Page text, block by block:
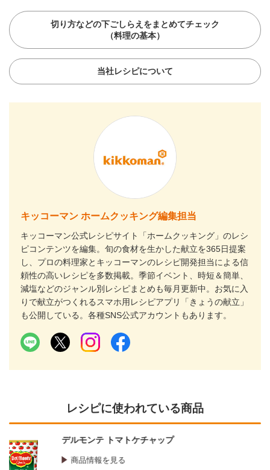
切り方などの下ごしらえをまとめてチェック
（料理の基本）
当社レシピについて
キッコーマン ホームクッキング編集担当
キッコーマン公式レシピサイト「ホームクッキング」のレシ
ピコンテンツを編集。旬の食材を生かした献立を365日提案
し、プロの料理家とキッコーマンのレシピ開発担当による信
頼性の高いレシピを多数掲載。季節イベント、時短＆簡単、
減塩などのジャンル別レシピまとめも毎月更新中。お気に入
りで献立がつくれるスマホ用レシピアプリ「きょうの献立」
も公開している。各種SNS公式アカウントもあります。
レシピに使われている商品
キッコーマン デリシャスソース 中濃
商品情報を見る